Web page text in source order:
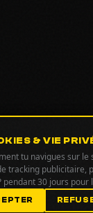
& VIE
tu navigues sur
tracking publicitaire,
pendant 30 jours